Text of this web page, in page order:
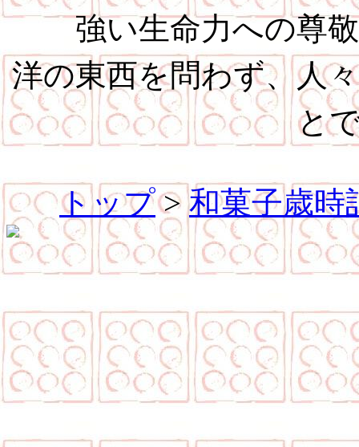
強い生命力への尊
洋の東西を問わず、人
と
トップ>和菓子歳時